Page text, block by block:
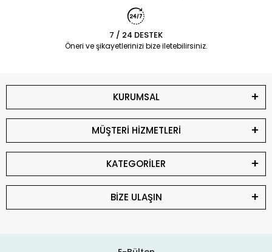
7 / 24 DESTEK
Öneri ve şikayetlerinizi bize iletebilirsiniz.
KURUMSAL
MÜŞTERİ HİZMETLERİ
KATEGORİLER
BİZE ULAŞIN